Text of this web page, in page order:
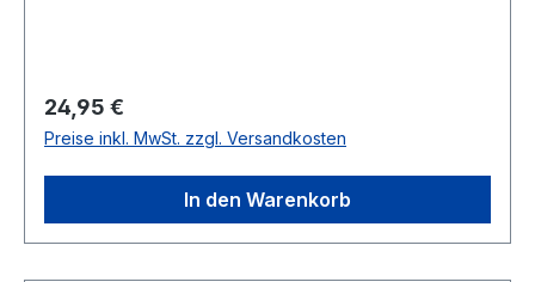
Regulärer Preis:
24,95 €
Preise inkl. MwSt. zzgl. Versandkosten
In den Warenkorb